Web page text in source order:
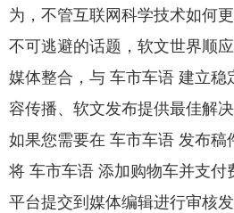
为，不管互联网科学技术如何
不可逃避的话题，软文世界顺
媒体整合，与 车市车语 建立稳
容传播、软文发布提供最佳解决
如果您需要在 车市车语 发布稿
将 车市车语 添加购物车并支付
平台提交到媒体编辑进行审核